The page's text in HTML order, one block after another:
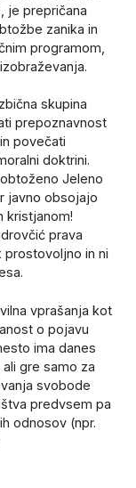
je prepričana
zanika in
programom,
skupina
prepoznavnost
povečati
doktrini.
Jeleno
javno obsojajo
kristjanom!
prava
in ni
vprašanja kot
o pojavu
ima danes
gre samo za
svobode
predvsem pa
odnosov (npr.